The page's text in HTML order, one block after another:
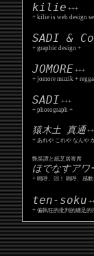
kilie +++
+ kilie is web design
SADI &
+ graphic design +
JOMORE +++
+ jomore muzik +
SADI +++
+ photograph +
猿木土 真通
+ あれや これや なんや
艶笑譚と紙芝居寄席
ほでなすアワ
+ 嗚呼、泪！ 嗚呼、感
ten-soku
+ 偏執狂的批判的纏足的